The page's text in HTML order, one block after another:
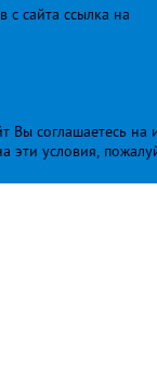
сайта ссылка на
Вы соглашаетесь
эти условия,